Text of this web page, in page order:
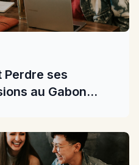
Perdre ses
au Gabon